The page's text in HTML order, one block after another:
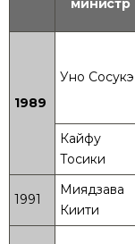
министр
1989
Уно Сосукэ
Кайфу
Тосики
1991
Миядзава
Киити